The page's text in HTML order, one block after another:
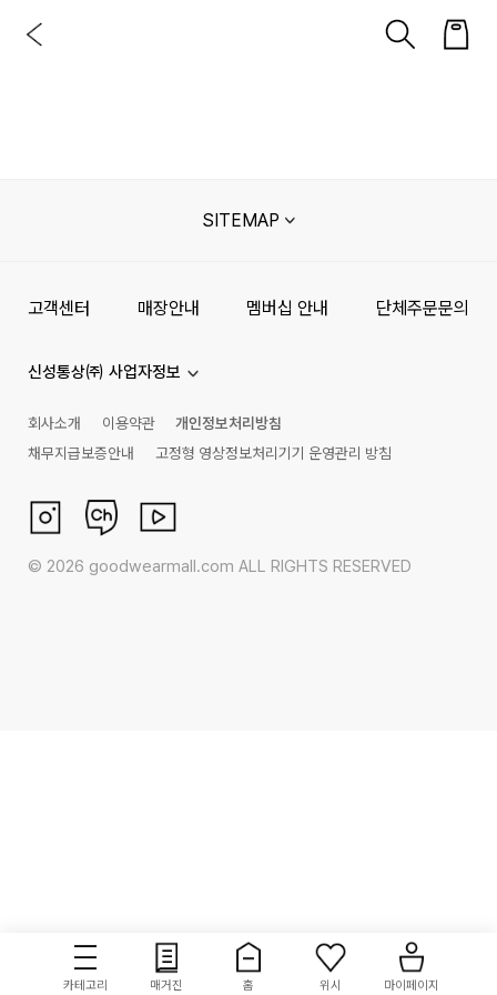
카테고리 매거진 홈 위시 마이페이지
SITEMAP
고객센터 매장안내 멤버십 안내 단체주문문의
신성통상㈜ 사업자정보
회사소개 이용약관
개인정보처리방침
채무지급보증안내
고정형 영상정보처리기기 운영관리 방침
© 2026 goodwearmall.com ALL RIGHTS RESERVED